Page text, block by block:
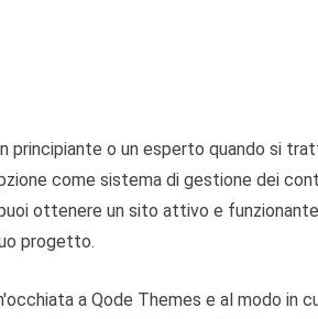
principiante o un esperto quando si
come sistema di gestione dei
ottenere un sito attivo e
progetto.
a Qode Themes e al modo in